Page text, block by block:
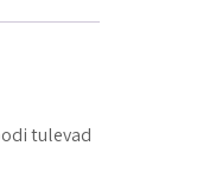
tulevad